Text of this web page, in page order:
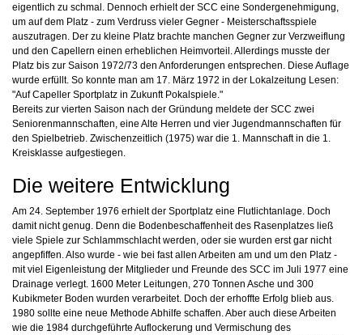
eigentlich zu schmal. Dennoch erhielt der SCC eine Sondergenehmigung,
um auf dem Platz - zum Verdruss vieler Gegner - Meisterschaftsspiele
auszutragen. Der zu kleine Platz brachte manchen Gegner zur Verzweiflung
und den Capellern einen erheblichen Heimvorteil. Allerdings musste der
Platz bis zur Saison 1972/73 den Anforderungen entsprechen. Diese Auflage
wurde erfüllt. So konnte man am 17. März 1972 in der Lokalzeitung Lesen:
"Auf Capeller Sportplatz in Zukunft Pokalspiele."
Bereits zur vierten Saison nach der Gründung meldete der SCC zwei
Seniorenmannschaften, eine Alte Herren und vier Jugendmannschaften für
den Spielbetrieb. Zwischenzeitlich (1975) war die 1. Mannschaft in die 1.
Kreisklasse aufgestiegen.
Die weitere Entwicklung
Am 24. September 1976 erhielt der Sportplatz eine Flutlichtanlage. Doch
damit nicht genug. Denn die Bodenbeschaffenheit des Rasenplatzes ließ
viele Spiele zur Schlammschlacht werden, oder sie wurden erst gar nicht
angepfiffen. Also wurde - wie bei fast allen Arbeiten am und um den Platz -
mit viel Eigenleistung der Mitglieder und Freunde des SCC im Juli 1977 eine
Drainage verlegt. 1600 Meter Leitungen, 270 Tonnen Asche und 300
Kubikmeter Boden wurden verarbeitet. Doch der erhoffte Erfolg blieb aus.
1980 sollte eine neue Methode Abhilfe schaffen. Aber auch diese Arbeiten
wie die 1984 durchgeführte Auflockerung und Vermischung des